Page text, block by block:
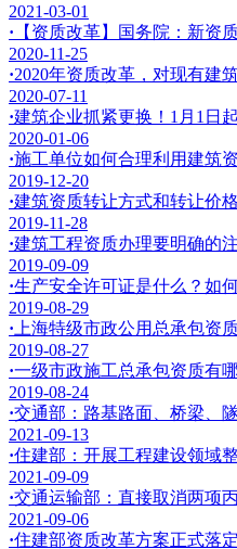
2021-03-01
· 【资质改革】国务院：新资
2020-11-25
·2020年资质改革，对现有建
2020-07-11
·建筑企业抓紧更换！1月1日
2020-01-06
·施工单位如何合理利用建筑
2019-12-20
·建筑资质转让方式和转让价
2019-11-28
·建筑工程资质办理要明确的
2019-09-09
·生产安全许可证是什么？如
2019-08-29
· 上海特级市政公用总承包资
2019-08-27
·一级市政施工总承包资质有
2019-08-24
·交通部：路基路面、桥梁、
2021-09-13
·住建部：开展工程建设领域
2021-09-09
·交通运输部：直接取消两项
2021-09-06
·住建部资质改革方案正式落